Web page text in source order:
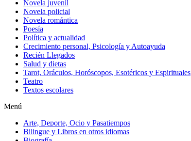
Novela juvenil
Novela policial
Novela romántica
Poesía
Política y actualidad
Crecimiento personal, Psicología y Autoayuda
Recién Llegados
Salud y dietas
Tarot, Oráculos, Horóscopos, Esotéricos y Espirituales
Teatro
Textos escolares
Menú
Arte, Deporte, Ocio y Pasatiempos
Bilingue y Libros en otros idiomas